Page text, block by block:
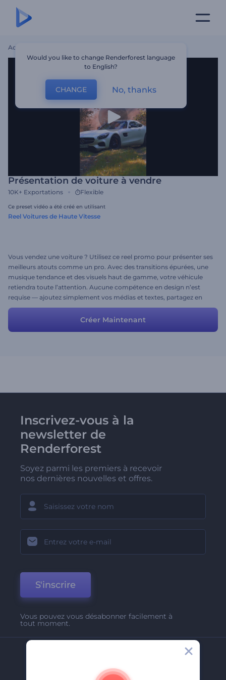
Accueil
Présentation de voiture à vendre
10K+ Exportations Flexible
Ce preset vidéo a été créé en utilisant
Reel Voitures de Haute Vitesse
Vous vendez une voiture ? Utilisez ce reel promo pour présenter ses
meilleurs atouts comme un pro. Avec des transitions épurées, une
musique tendance et des visuels haut de gamme, votre véhicule
retiendra toute l’attention. Aucune compétence en design n’est
requise — ajoutez simplement vos médias et textes, partagez en
quelques secondes. Créez maintenant et touchez plus d’acheteurs
Créer Maintenant
Inscrivez-vous à la
newsletter de
Renderforest
Soyez parmi les premiers à recevoir
nos dernières nouvelles et offres.
S'inscrire
Vous pouvez vous désabonner facilement à
tout moment.
A Propos De Nous
Would you like to change Renderforest language
to English?
CHANGE No, thanks